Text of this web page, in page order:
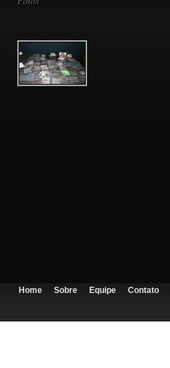
Home Sobre Equipe Contato